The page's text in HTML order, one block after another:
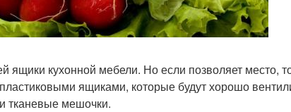
ящики кухонной мебели. Но если позволяет место,
ящиками, которые будут хорошо
тканевые мешочки.